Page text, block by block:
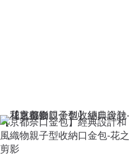
【京都奈口金包】經典設計和
風織物親子型收納口金包-花之
剪影